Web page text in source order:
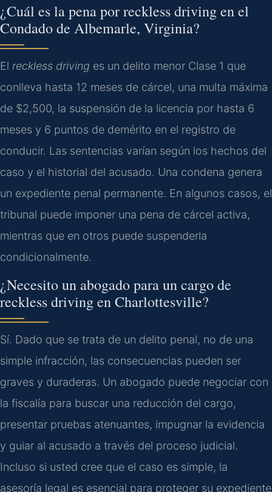
¿Cuál es la pena porreckless drivingen el
Condado de Albemarle, Virginia?
El reckless driving es un delito menor Clase 1 que
conlleva hasta 12 meses de cárcel, una multa máxima
de $2,500, la suspensión de la licencia por hasta 6
meses y 6 puntos de demérito en el registro de
conducir. Las sentencias varían según los hechos del
caso y el historial del acusado. Una condena genera
un expediente penal permanente. En algunos casos, el
tribunal puede imponer una pena de cárcel activa,
mientras que en otros puede suspenderla
condicionalmente.
¿Necesito un abogado para un cargo de
reckless drivingenCharlottesville?
Sí. Dado que se trata de un delito penal, no de una
simple infracción, las consecuencias pueden ser
graves y duraderas. Un abogado puede negociar con
la fiscalía para buscar una reducción del cargo,
presentar pruebas atenuantes, impugnar la evidencia
y guiar al acusado a través del proceso judicial.
Incluso si usted cree que el caso es simple, la
asesoría legal es esencial para proteger su expediente